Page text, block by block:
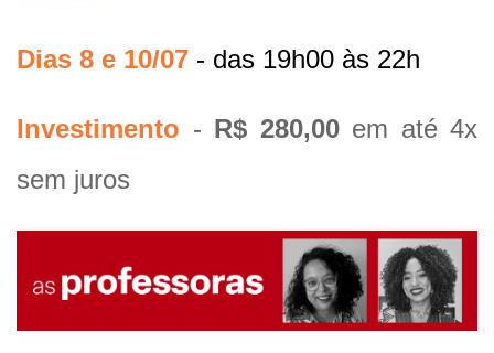
Dias 8 e 10/07 - das 19h00 às 22h
Investimento - R$ 280,00em até 4x
sem juros